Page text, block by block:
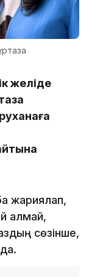
желіде
жариялап,
алмай,
сөзінше,